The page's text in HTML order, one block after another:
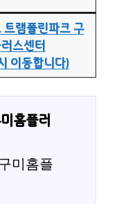
트램폴린파크 구
스센터
이동합니다)
홈플러
미홈플